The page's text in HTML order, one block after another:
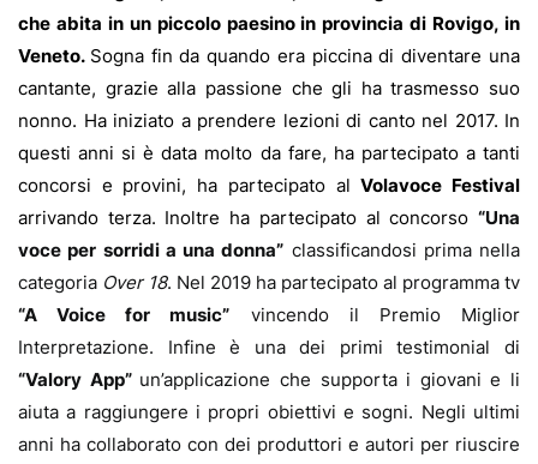
che abita in un piccolo paesino in provincia di Rovigo, in
Veneto. Sogna fin da quando era piccina di diventare una
cantante, grazie alla passione che gli ha trasmesso suo
nonno. Ha iniziato a prendere lezioni di canto nel 2017. In
questi anni si è data molto da fare, ha partecipato a tanti
concorsi e provini, ha partecipato alVolavoce Festival
arrivando terza. Inoltre ha partecipato al concorso “Una
voce per sorridi a una donna” classificandosi prima nella
categoria Over 18. Nel 2019 ha partecipato al programma tv
“A Voice for music” vincendo il Premio Miglior
Interpretazione. Infine è una dei primi testimonial di
“Valory App” un’applicazione che supporta i giovani e li
aiuta a raggiungere i propri obiettivi e sogni. Negli ultimi
anni ha collaborato con dei produttori e autori per riuscire